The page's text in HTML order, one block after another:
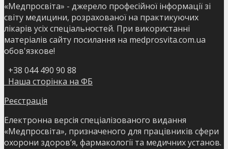
«Медпросвіта» - джерело професійної інформації зі
світу медицини, розрахованої на практикуючих
лікарів усіх спеціальностей. При використанні
матеріалів сайту посилання на medprosvita.com.ua
обов'язкове!
+38 044 490 90 88
Наша сторінка на ФБ
Реєстрація
Електронна версія спеціалізованого видання
«Медпросвіта», призначеного для працівників сфери
охорони здоров’я, фармакології та медичних установ.